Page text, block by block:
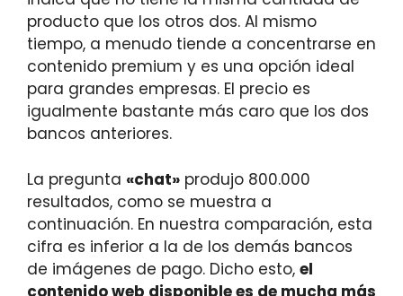
producto que los otros dos. Al mismo
tiempo, a menudo tiende a concentrarse en
contenido premium y es una opción ideal
para grandes empresas. El precio es
igualmente bastante más caro que los dos
bancos anteriores.
La pregunta «chat» produjo 800.000
resultados, como se muestra a
continuación. En nuestra comparación, esta
cifra es inferior a la de los demás bancos
de imágenes de pago. Dicho esto, el
contenido web disponible es de mucha más